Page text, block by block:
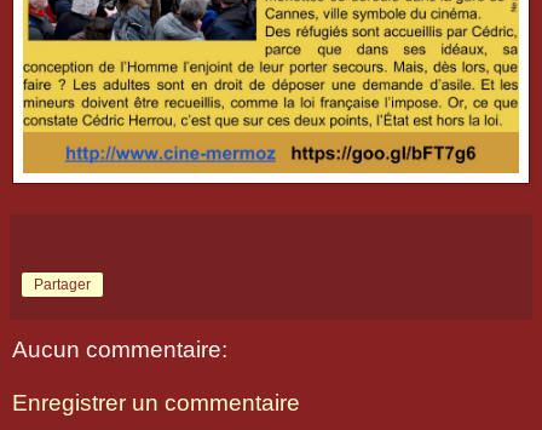
Partager
Aucun commentaire:
Enregistrer un commentaire